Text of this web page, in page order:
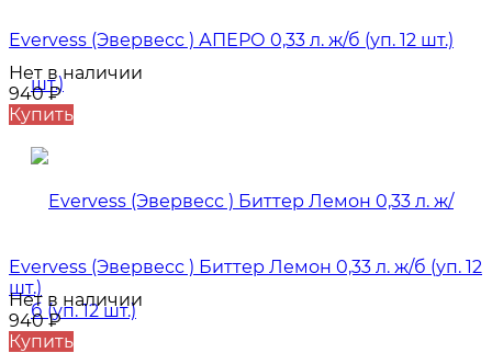
Evervess (Эвервесс ) АПЕРО 0,33 л. ж/б (уп. 12 шт.)
Нет в наличии
940₽
Купить
Evervess (Эвервесс ) Биттер Лемон 0,33 л. ж/б (уп. 12
шт.)
Нет в наличии
940₽
Купить